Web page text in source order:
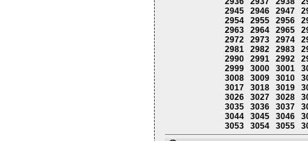
2945
2946 2947
2954
2955 2956
2963
2964 2965
2972
2973 2974
2981
2982 2983
2990
2991 2992
2999
3000 3001
3008
3009 3010
3017
3018 3019
3026
3027 3028
3035
3036 3037
3044
3045 3046
3053
3054 3055